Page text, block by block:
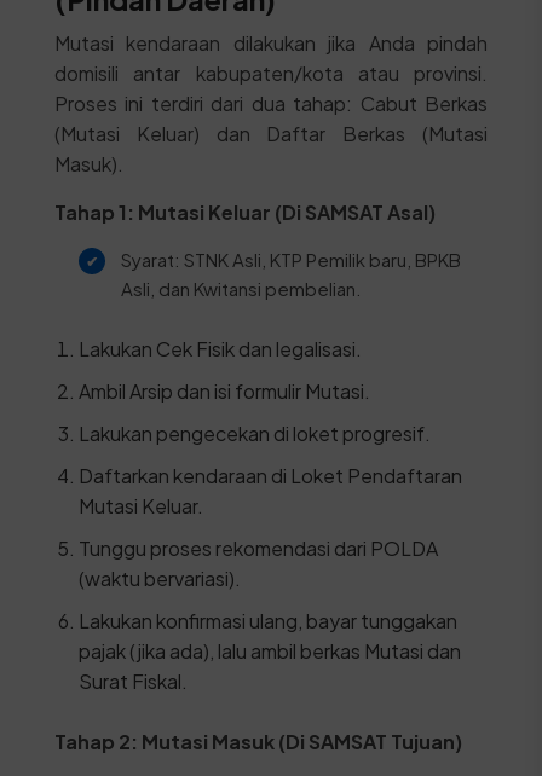
Mutasi kendaraan dilakukan jika Anda pindah
domisili antar kabupaten/kota atau provinsi.
Proses ini terdiri dari dua tahap: Cabut Berkas
(Mutasi Keluar) dan Daftar Berkas (Mutasi
Masuk).
Tahap 1: Mutasi Keluar (Di SAMSAT Asal)
Syarat: STNK Asli, KTP Pemilik baru, BPKB
Asli, dan Kwitansi pembelian.
Lakukan Cek Fisik dan legalisasi.
Ambil Arsip dan isi formulir Mutasi.
Lakukan pengecekan di loket progresif.
Daftarkan kendaraan di Loket Pendaftaran
Mutasi Keluar.
Tunggu proses rekomendasi dari POLDA
(waktu bervariasi).
Lakukan konfirmasi ulang, bayar tunggakan
pajak (jika ada), lalu ambil berkas Mutasi dan
Surat Fiskal.
Tahap 2: Mutasi Masuk (Di SAMSAT Tujuan)